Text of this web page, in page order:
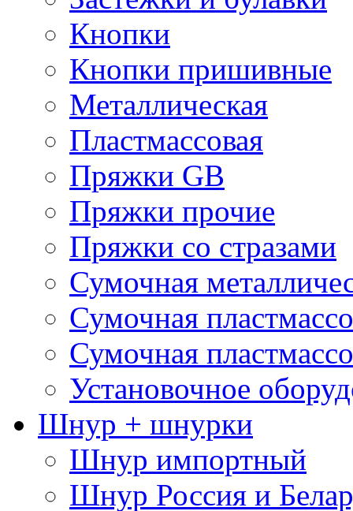
Кнопки
Кнопки пришивные
Металлическая
Пластмассовая
Пряжки GB
Пряжки прочие
Пряжки со стразами
Сумочная
Сумочная
Сумочная
Установочное
Шнур + шнурки
Шнур импортный
Шнур Россия и